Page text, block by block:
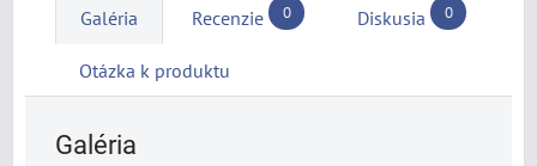
Galéria Recenzie 0 Diskusia 0
Otázka k produktu
Galéria